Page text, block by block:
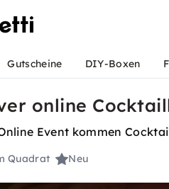
Gutscheine DIY-Boxen
online
Event kommen
Quadrat Neu